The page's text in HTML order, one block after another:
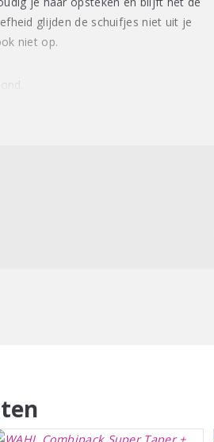
glijden de schuifjes niet uit je
niet op.